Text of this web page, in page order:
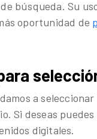
búsqueda. Su
oportunidad de
a
Si deseas
digitales.